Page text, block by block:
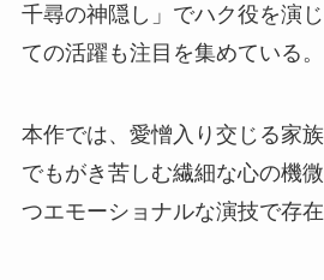
千尋の神隠し」でハク役を演
ての活躍も注目を集めている。
本作では、愛憎入り交じる家
でもがき苦しむ繊細な心の機
つエモーショナルな演技で存在